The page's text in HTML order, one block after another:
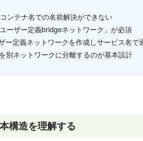
ンテナ名での名前解決ができない
ーザー定義bridgeネットワーク」が必須
ー定義ネットワークを作成しサービス名で
別ネットワークに分離するのが基本設計
構造を理解する